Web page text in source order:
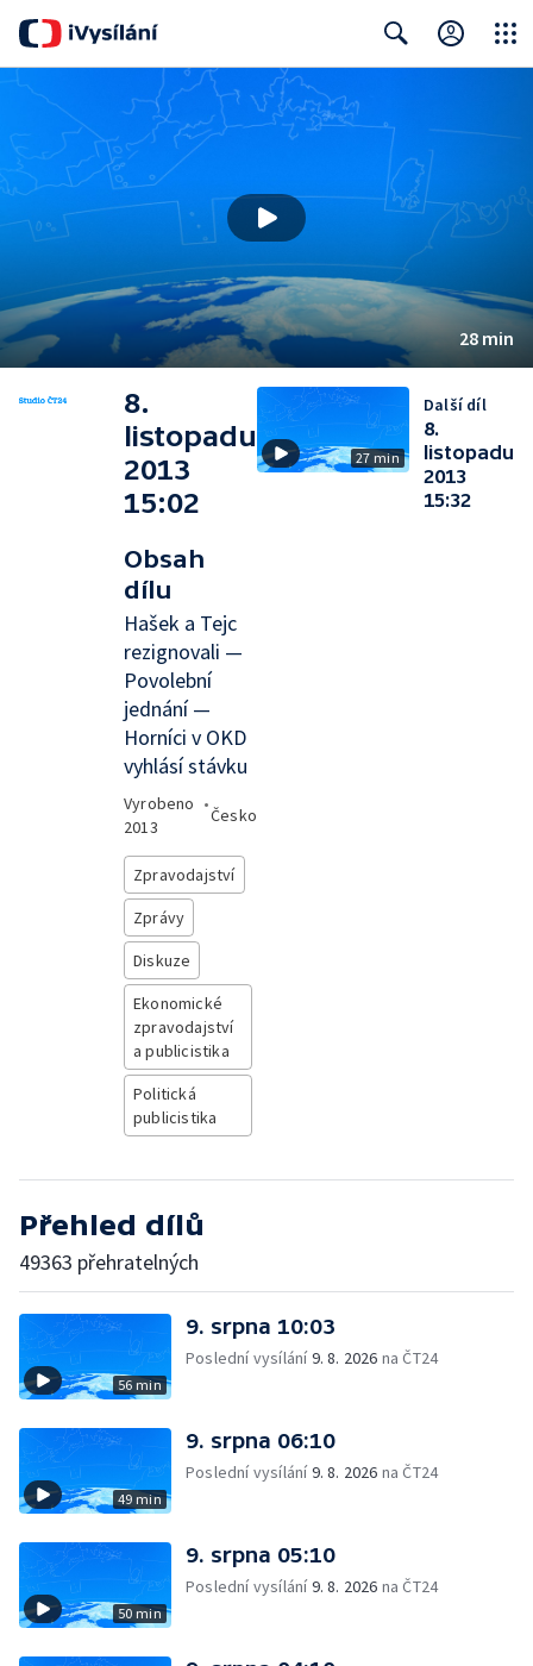
28 min
8.
listopadu
2013
15:02
Obsah
dílu
Hašek a Tejc
rezignovali —
Povolební
jednání —
Horníci v OKD
vyhlásí stávku
Vyrobeno
2013
•
Česko
Zpravodajství
Zprávy
Diskuze
Ekonomické
zpravodajství
a publicistika
Politická
publicistika
27 min
Další díl
8.
listopadu
2013
15:32
Přehled dílů
49363 přehratelných
56 min
9. srpna 10:03
Poslední vysílání9. 8. 2026 na ČT24
49 min
9. srpna 06:10
Poslední vysílání9. 8. 2026 na ČT24
50 min
9. srpna 05:10
Poslední vysílání9. 8. 2026 na ČT24